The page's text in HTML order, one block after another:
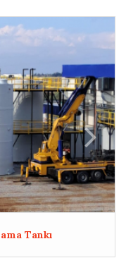
Tankı